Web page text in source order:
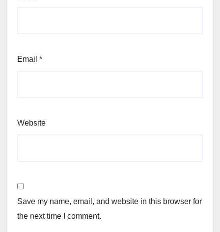
Email *
Website
Save my name, email, and website in this browser for
the next time I comment.